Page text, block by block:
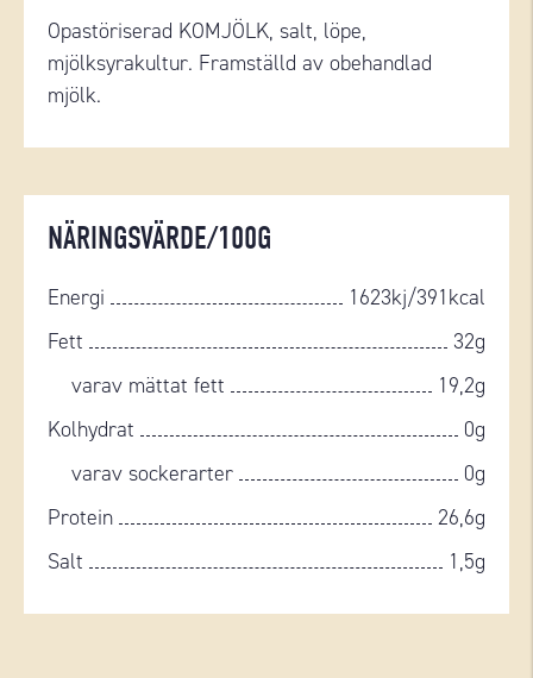
Opastöriserad KOMJÖLK, salt, löpe,
mjölksyrakultur. Framställd av obehandlad
mjölk.
NÄRINGSVÄRDE/100G
Energi
1623kj/391kcal
Fett
32g
varav mättat fett
19,2g
Kolhydrat
0g
varav sockerarter
0g
Protein
26,6g
Salt
1,5g